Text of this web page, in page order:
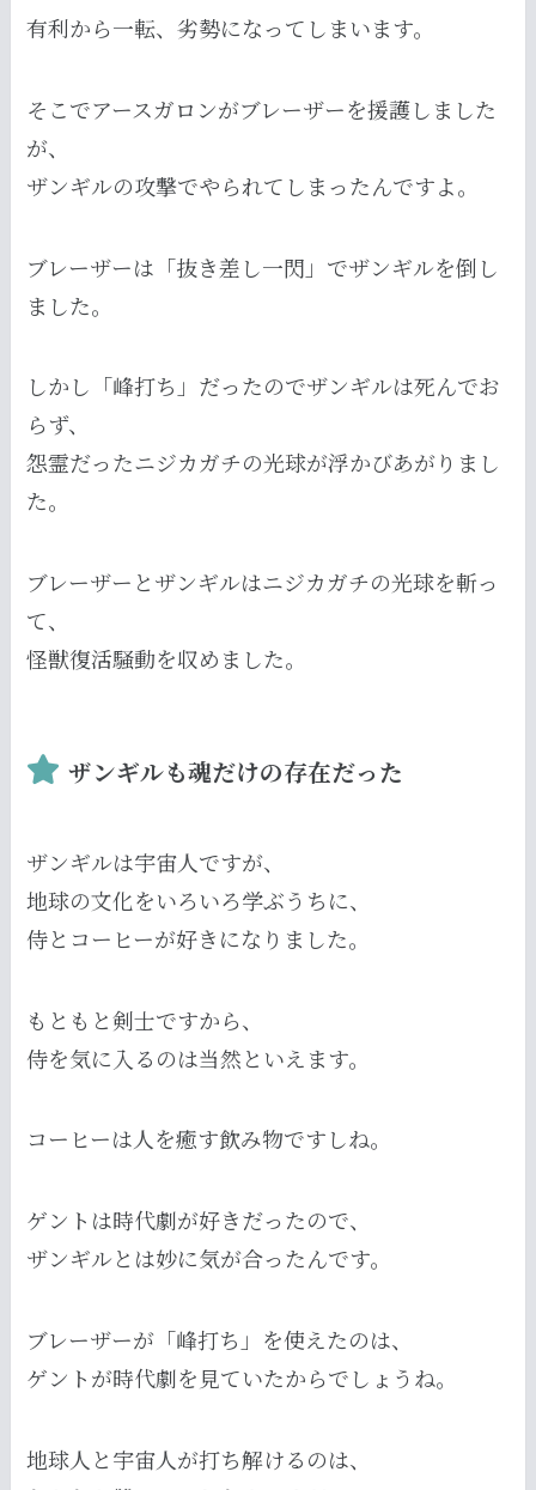
有利から一転、劣勢になってしまいます。
そこでアースガロンがブレーザーを援護しました
が、
ザンギルの攻撃でやられてしまったんですよ。
ブレーザーは「抜き差し一閃」でザンギルを倒し
ました。
しかし「峰打ち」だったのでザンギルは死んでお
らず、
怨霊だったニジカガチの光球が浮かびあがりまし
た。
ブレーザーとザンギルはニジカガチの光球を斬っ
て、
怪獣復活騒動を収めました。
ザンギルも魂だけの存在だった
ザンギルは宇宙人ですが、
地球の文化をいろいろ学ぶうちに、
侍とコーヒーが好きになりました。
もともと剣士ですから、
侍を気に入るのは当然といえます。
コーヒーは人を癒す飲み物ですしね。
ゲントは時代劇が好きだったので、
ザンギルとは妙に気が合ったんです。
ブレーザーが「峰打ち」を使えたのは、
ゲントが時代劇を見ていたからでしょうね。
地球人と宇宙人が打ち解けるのは、